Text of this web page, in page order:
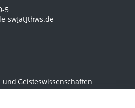
5
sw[at]thws.de
Geisteswissenschaften